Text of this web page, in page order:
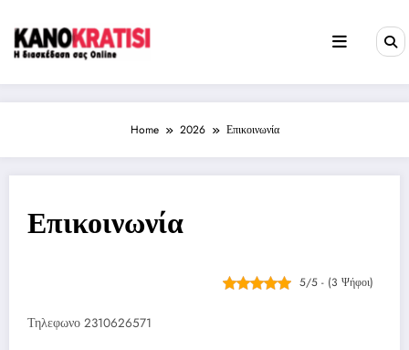
content
Home 2026 Επικοινωνία
Επικοινωνία
5/5 - (3 Ψήφοι)
Τηλεφωνο 2310626571